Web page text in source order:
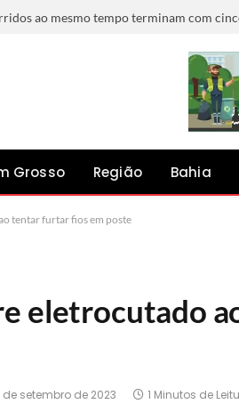
Grosso Região Bahia
tentar furtar fios em poste
eletrocutado
de setembro de 2023 1 Minutos de